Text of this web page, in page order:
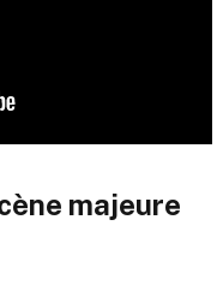
majeure